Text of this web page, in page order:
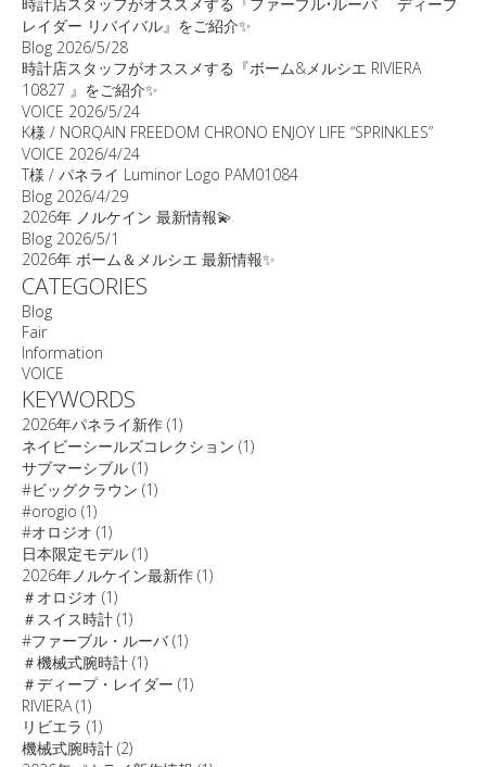
レイダー リバイバル』をご紹介✨
Blog 2026/5/28
時計店スタッフがオススメする『ボーム&メルシエ RIVIERA
10827 』をご紹介✨
VOICE 2026/5/24
K様 / NORQAIN FREEDOM CHRONO ENJOY LIFE “SPRINKLES”
VOICE 2026/4/24
T様 / パネライ Luminor Logo PAM01084
Blog 2026/4/29
2026年 ノルケイン 最新情報💫
Blog 2026/5/1
2026年 ボーム＆メルシエ 最新情報✨
CATEGORIES
Blog
Fair
Information
VOICE
KEYWORDS
2026年パネライ新作 (1)
ネイビーシールズコレクション (1)
サブマーシブル (1)
#ビッグクラウン (1)
#orogio (1)
#オロジオ (1)
日本限定モデル (1)
2026年ノルケイン最新作 (1)
＃オロジオ (1)
＃スイス時計 (1)
#ファーブル・ルーバ(1)
＃機械式腕時計 (1)
＃ディープ・レイダー (1)
RIVIERA(1)
リビエラ (1)
機械式腕時計 (2)